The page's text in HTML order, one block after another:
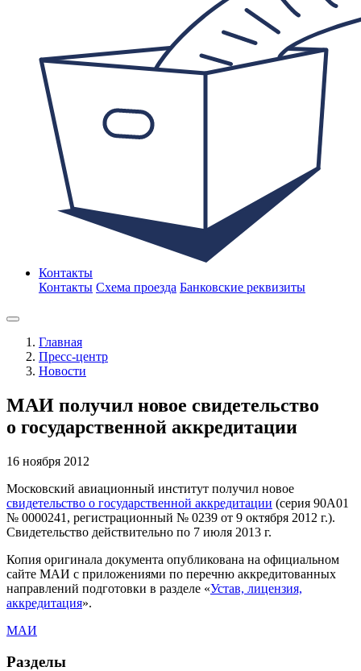
Контакты
Контакты Схема проезда Банковские реквизиты
Главная
Пресс-центр
Новости
МАИ получил новое свидетельство
о государственной аккредитации
16 ноября 2012
Московский авиационный институт получил новое
свидетельство о государственной аккредитации (серия 90А01
№ 0000241, регистрационный № 0239 от 9 октября 2012 г.).
Свидетельство действительно по 7 июля 2013 г.
Копия оригинала документа опубликована на официальном
сайте МАИ с приложениями по перечню аккредитованных
направлений подготовки в разделе «Устав, лицензия,
аккредитация».
МАИ
Разделы